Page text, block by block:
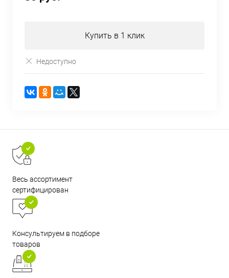
Купить в 1 клик
Недоступно
Весь ассортимент
сертифицирован
Консультируем в подборе
товаров